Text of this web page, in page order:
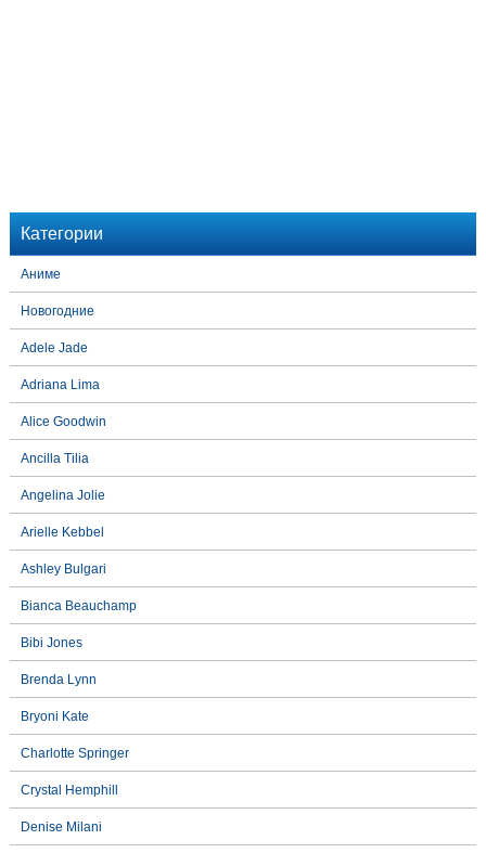
Категории
Аниме
Новогодние
Adele Jade
Adriana Lima
Alice Goodwin
Ancilla Tilia
Angelina Jolie
Arielle Kebbel
Ashley Bulgari
Bianca Beauchamp
Bibi Jones
Brenda Lynn
Bryoni Kate
Charlotte Springer
Crystal Hemphill
Denise Milani